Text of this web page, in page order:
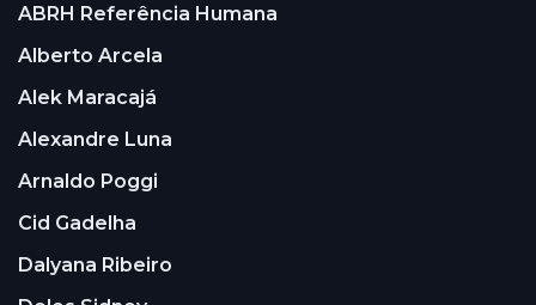
ABRH Referência Humana
Alberto Arcela
Alek Maracajá
Alexandre Luna
Arnaldo Poggi
Cid Gadelha
Dalyana Ribeiro